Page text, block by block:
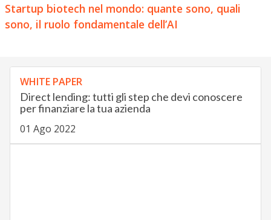
Startup biotech nel mondo: quante sono, quali
sono, il ruolo fondamentale dell’AI
WHITE PAPER
Direct lending: tutti gli step che devi conoscere
per finanziare la tua azienda
01 Ago 2022